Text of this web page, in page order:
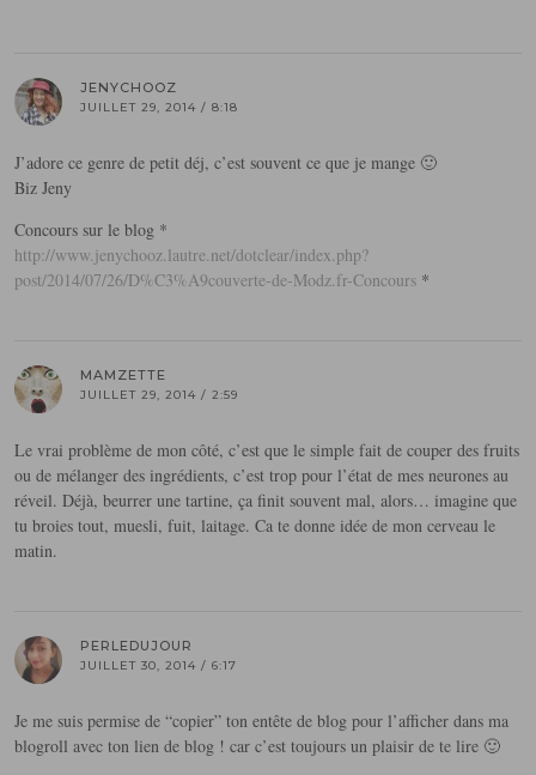
JENYCHOOZ
JUILLET 29, 2014 / 8:18
J’adore ce genre de petit déj, c’est souvent ce que je mange 🙂
Biz Jeny
Concours sur le blog *
http://www.jenychooz.lautre.net/dotclear/index.php?
post/2014/07/26/D%C3%A9couverte-de-Modz.fr-Concours *
MAMZETTE
JUILLET 29, 2014 / 2:59
Le vrai problème de mon côté, c’est que le simple fait de couper des fruits
ou de mélanger des ingrédients, c’est trop pour l’état de mes neurones au
réveil. Déjà, beurrer une tartine, ça finit souvent mal, alors… imagine que
tu broies tout, muesli, fuit, laitage. Ca te donne idée de mon cerveau le
matin.
PERLEDUJOUR
JUILLET 30, 2014 / 6:17
Je me suis permise de “copier” ton entête de blog pour l’afficher dans ma
blogroll avec ton lien de blog ! car c’est toujours un plaisir de te lire 🙂